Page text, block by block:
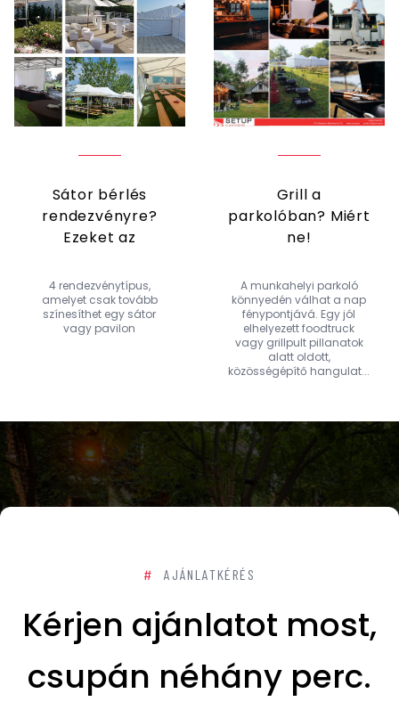
Sátor bérlés
rendezvényre?
Ezeket az
egész biztosan
feldobja egy sátor
4 rendezvénytípus,
amelyet csak tovább
színesíthet egy sátor
vagy pavilon
Grill a
parkolóban? Miért
ne!
A munkahelyi parkoló
könnyedén válhat a nap
fénypontjává. Egy jól
elhelyezett foodtruck
vagy grillpult pillanatok
alatt oldott,
közösségépítő hangulat...
# AJÁNLATKÉRÉS
Kérjen ajánlatot most,
csupán néhány perc.